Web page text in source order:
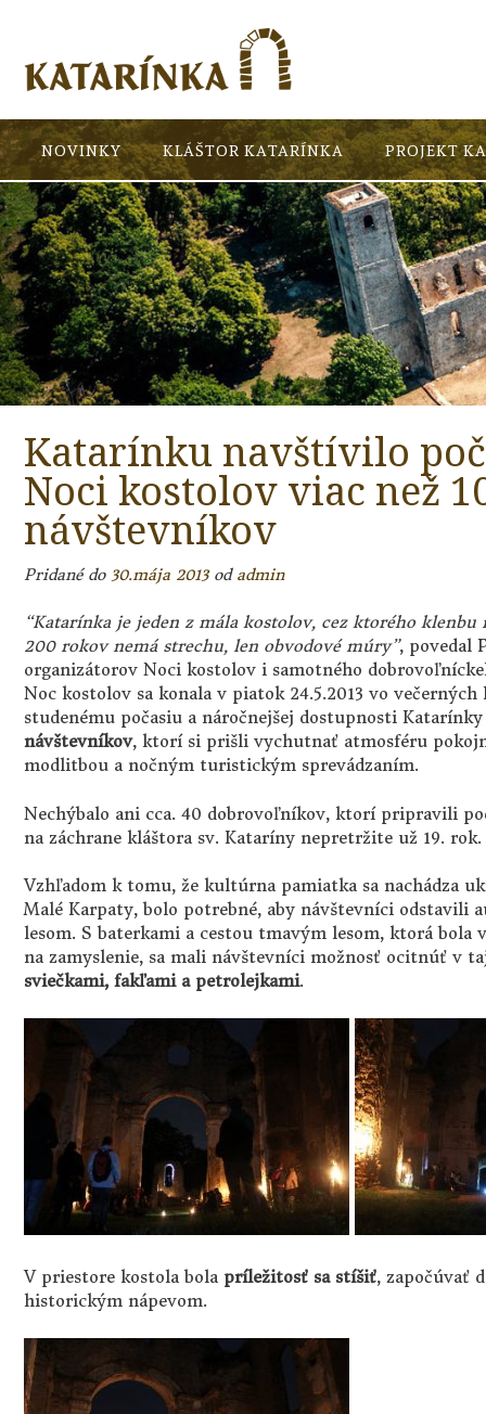
NOVINKY KLÁŠTOR KATARÍNKA PROJEKT
Katarínku navštívilo
Noci kostolov viac než
návštevníkov
Pridané do 30.mája 2013od admin
“Katarínka je jeden z mála kostolov, cez ktorého
200 rokov nemá strechu, len obvodové múry”, povedal
organizátorov Noci kostolov i samotného
Noc kostolov sa konala v piatok 24.5.2013 vo
studenému počasiu a náročnejšej dostupnosti
návštevníkov, ktorí si prišli vychutnať atmosféru
modlitbou a nočným turistickým sprevádzaním.
Nechýbalo ani cca. 40 dobrovoľníkov, ktorí pripravili
na záchrane kláštora sv. Kataríny nepretržite už 19. rok.
Vzhľadom k tomu, že kultúrna pamiatka sa nachádza
Malé Karpaty, bolo potrebné, aby návštevníci odstavili
lesom. S baterkami a cestou tmavým lesom, ktorá bola
na zamyslenie, sa mali návštevníci možnosť ocitnúť v
sviečkami, fakľami a petrolejkami.
V priestore kostola bola príležitosť sa stíšiť, započúvať
historickým nápevom.